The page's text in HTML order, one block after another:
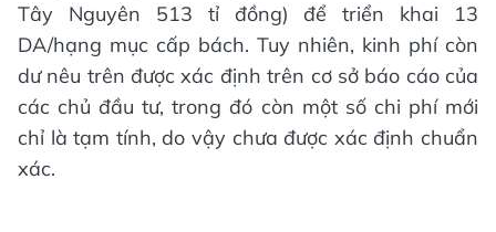
Tây Nguyên 513 tỉ đồng) để triển khai 13
DA/hạng mục cấp bách. Tuy nhiên, kinh phí còn
dư nêu trên được xác định trên cơ sở báo cáo của
các chủ đầu tư, trong đó còn một số chi phí mới
chỉ là tạm tính, do vậy chưa được xác định chuẩn
xác.